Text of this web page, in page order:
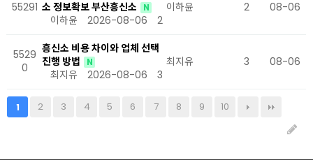
55291 소 정보확보 부산흥신소
N
이하윤 2026-08-06 2
이하윤 2 08-06
5529
0
흥신소 비용 차이와 업체 선택
진행 방법
N
최지유 2026-08-06 3
최지유 3 08-06
1 2 3 4 5 6 7 8 9 10